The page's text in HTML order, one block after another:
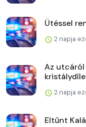
Ütéssel
2 napja
Az utcáról
2 napja
Eltűnt